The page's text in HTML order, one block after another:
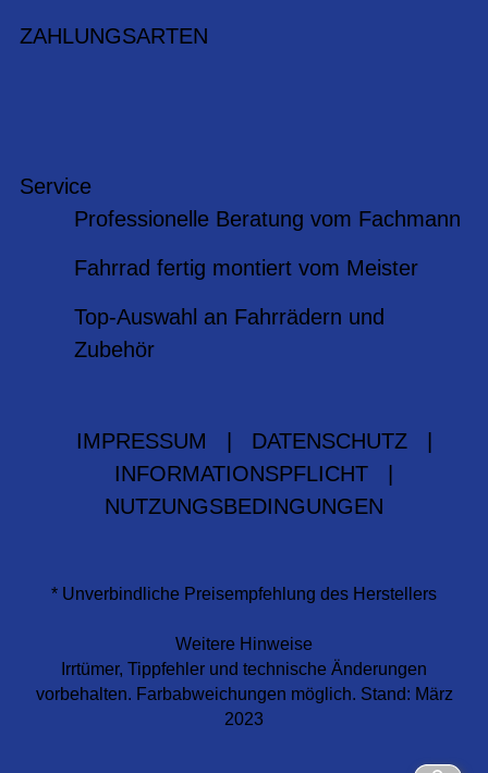
ZAHLUNGSARTEN
Service
Professionelle Beratung vom Fachmann
Fahrrad fertig montiert vom Meister
Top-Auswahl an Fahrrädern und
Zubehör
IMPRESSUM DATENSCHUTZ
INFORMATIONSPFLICHT
NUTZUNGSBEDINGUNGEN
* Unverbindliche Preisempfehlung des Herstellers
Weitere Hinweise
Irrtümer, Tippfehler und technische Änderungen
vorbehalten. Farbabweichungen möglich. Stand: März
2023